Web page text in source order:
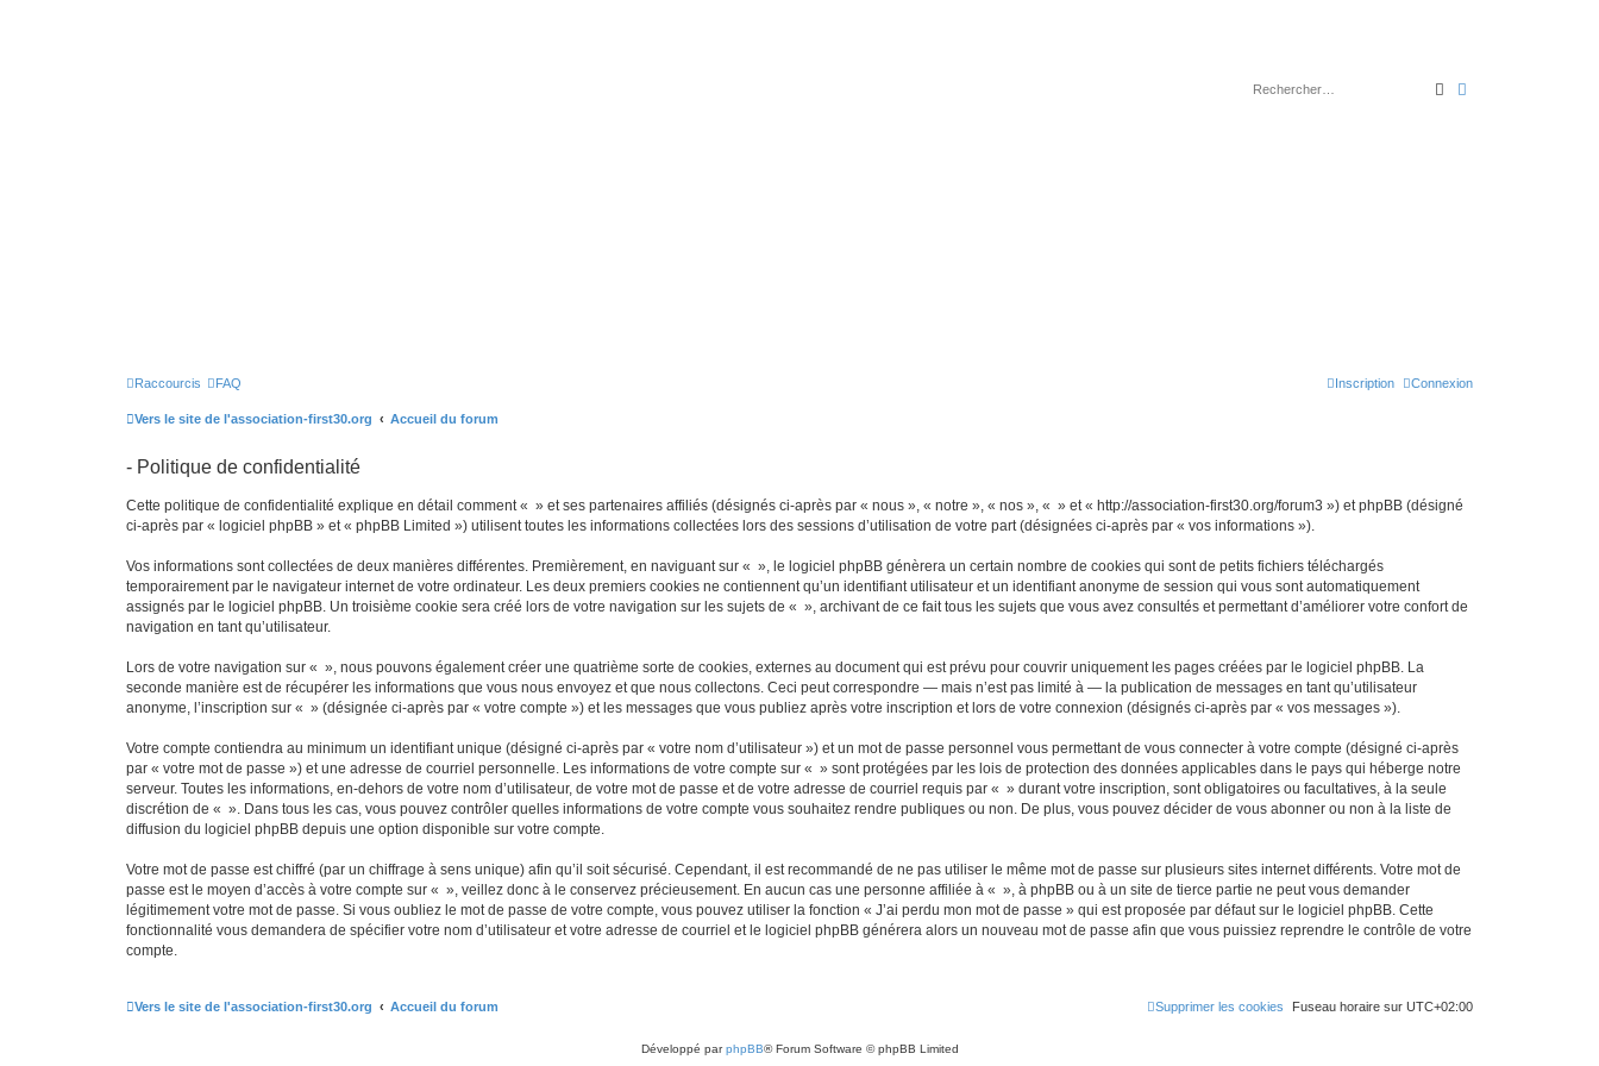
Rechercher
Raccourcis FAQ Connexion
Inscription
Vers le site de l'association-first30.org Accueil du forum
- Politique de confidentialité
Cette politique de confidentialité explique en détail comment « » et ses partenaires affiliés (désignés ci-après par « nous », « notre », « nos », « » et « http://association-first30.org/forum3 ») et phpBB (désigné
ci-après par « logiciel phpBB » et « phpBB Limited ») utilisent toutes les informations collectées lors des sessions d’utilisation de votre part (désignées ci-après par « vos informations »).
Vos informations sont collectées de deux manières différentes. Premièrement, en naviguant sur « », le logiciel phpBB génèrera un certain nombre de cookies qui sont de petits fichiers téléchargés
temporairement par le navigateur internet de votre ordinateur. Les deux premiers cookies ne contiennent qu’un identifiant utilisateur et un identifiant anonyme de session qui vous sont automatiquement
assignés par le logiciel phpBB. Un troisième cookie sera créé lors de votre navigation sur les sujets de « », archivant de ce fait tous les sujets que vous avez consultés et permettant d’améliorer votre confort de
navigation en tant qu’utilisateur.
Lors de votre navigation sur « », nous pouvons également créer une quatrième sorte de cookies, externes au document qui est prévu pour couvrir uniquement les pages créées par le logiciel phpBB. La
seconde manière est de récupérer les informations que vous nous envoyez et que nous collectons. Ceci peut correspondre — mais n’est pas limité à — la publication de messages en tant qu’utilisateur
anonyme, l’inscription sur « » (désignée ci-après par « votre compte ») et les messages que vous publiez après votre inscription et lors de votre connexion (désignés ci-après par « vos messages »).
Votre compte contiendra au minimum un identifiant unique (désigné ci-après par « votre nom d’utilisateur ») et un mot de passe personnel vous permettant de vous connecter à votre compte (désigné ci-après
par « votre mot de passe ») et une adresse de courriel personnelle. Les informations de votre compte sur « » sont protégées par les lois de protection des données applicables dans le pays qui héberge notre
serveur. Toutes les informations, en-dehors de votre nom d’utilisateur, de votre mot de passe et de votre adresse de courriel requis par « » durant votre inscription, sont obligatoires ou facultatives, à la seule
discrétion de « ». Dans tous les cas, vous pouvez contrôler quelles informations de votre compte vous souhaitez rendre publiques ou non. De plus, vous pouvez décider de vous abonner ou non à la liste de
diffusion du logiciel phpBB depuis une option disponible sur votre compte.
Votre mot de passe est chiffré (par un chiffrage à sens unique) afin qu’il soit sécurisé. Cependant, il est recommandé de ne pas utiliser le même mot de passe sur plusieurs sites internet différents. Votre mot de
passe est le moyen d’accès à votre compte sur « », veillez donc à le conservez précieusement. En aucun cas une personne affiliée à « », à phpBB ou à un site de tierce partie ne peut vous demander
légitimement votre mot de passe. Si vous oubliez le mot de passe de votre compte, vous pouvez utiliser la fonction « J’ai perdu mon mot de passe » qui est proposée par défaut sur le logiciel phpBB. Cette
fonctionnalité vous demandera de spécifier votre nom d’utilisateur et votre adresse de courriel et le logiciel phpBB générera alors un nouveau mot de passe afin que vous puissiez reprendre le contrôle de votre
compte.
Vers le site de l'association-first30.org Accueil du forum Fuseau horaire sur UTC+02:00
Supprimer les cookies
Développé parphpBB® Forum Software © phpBB Limited